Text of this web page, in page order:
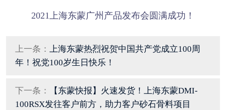
2021上海东蒙广州产品发布会圆满成功！
上一条：
上海东蒙热烈祝贺中国共产党成立100周
年！祝党100岁生日快乐！
下一条：
【东蒙快报】火速发货！上海东蒙DMI-
100RSX发往客户前方，助力客户砂石骨料项目